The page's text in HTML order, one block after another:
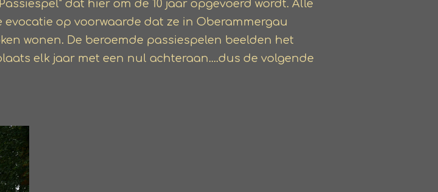
dat hier om de 10 jaar opgevoerd wordt. Alle
op voorwaarde dat ze in Oberammergau
wonen. De beroemde passiespelen beelden het
elk jaar met een nul achteraan....dus de volgende